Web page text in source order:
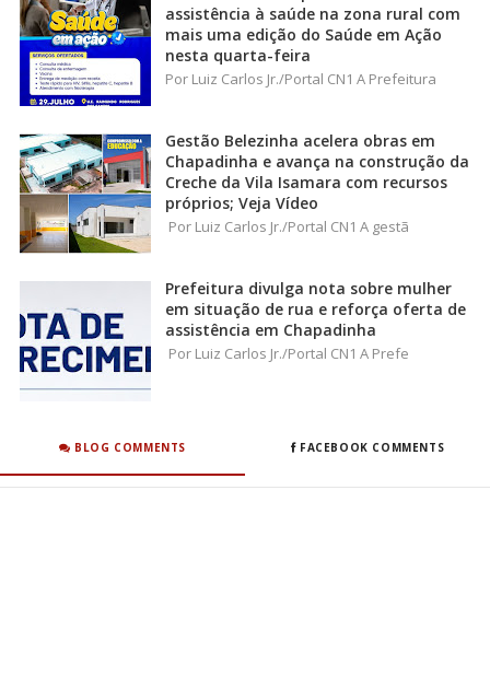
assistência à saúde na zona rural com
mais uma edição do Saúde em Ação
nesta quarta-feira
Por Luiz Carlos Jr./Portal CN1 A Prefeitura
Gestão Belezinha acelera obras em
Chapadinha e avança na construção da
Creche da Vila Isamara com recursos
próprios; Veja Vídeo
Por Luiz Carlos Jr./Portal CN1 A gestã
Prefeitura divulga nota sobre mulher
em situação de rua e reforça oferta de
assistência em Chapadinha
Por Luiz Carlos Jr./Portal CN1 A Prefe
BLOG COMMENTS FACEBOOK COMMENTS